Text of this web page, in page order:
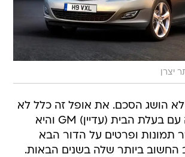
יצרן
הושג הסכם. את אופל זה כלל לא
מעניין מה קורה עם בעלת הבית (עדיין) GM והיא
תמונות ופרטים על הדור הבא
ביותר שלה בשנים הבאות.